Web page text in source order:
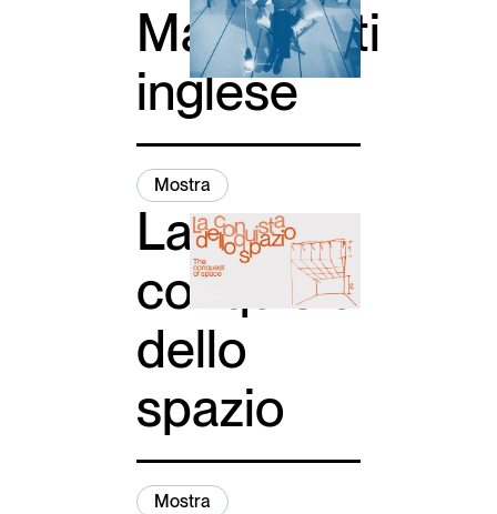
Magistretti
inglese
Mostra
La
conquista
dello
spazio
Mostra